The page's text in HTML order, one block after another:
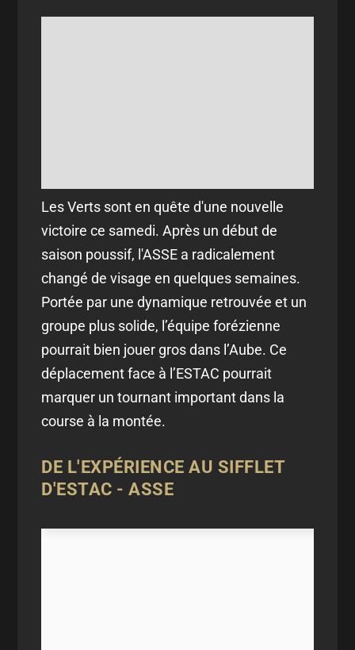
Les Verts sont en quête d'une nouvelle
victoire ce samedi. Après un début de
saison poussif, l'ASSE a radicalement
changé de visage en quelques semaines.
Portée par une dynamique retrouvée et un
groupe plus solide, l’équipe forézienne
pourrait bien jouer gros dans l’Aube. Ce
déplacement face à l’ESTAC pourrait
marquer un tournant important dans la
course à la montée.
DE L'EXPÉRIENCE AU SIFFLET
D'ESTAC - ASSE